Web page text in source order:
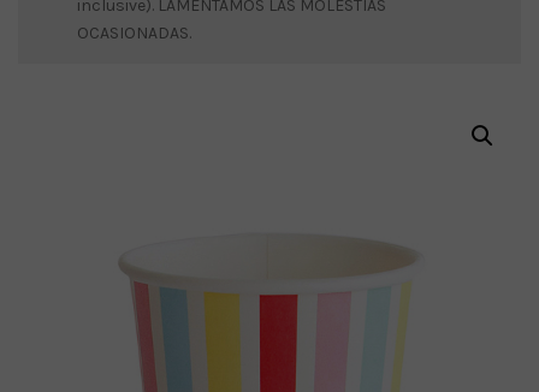
inclusive). LAMENTAMOS LAS MOLESTIAS
OCASIONADAS.